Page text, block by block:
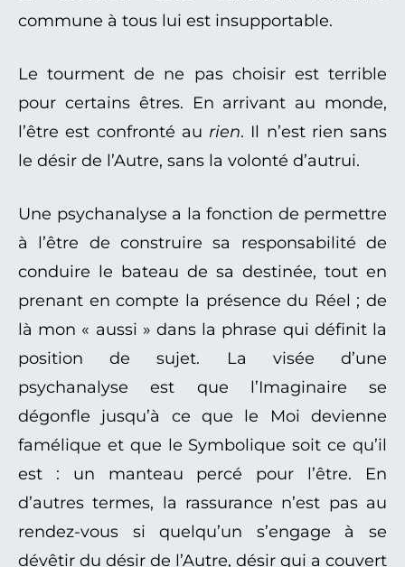
commune à tous lui est insupportable.
Le tourment de ne pas choisir est terrible
pour certains êtres. En arrivant au monde,
l’être est confronté au rien. Il n’est rien sans
le désir de l’Autre, sans la volonté d’autrui.
Une psychanalyse a la fonction de permettre
à l’être de construire sa responsabilité de
conduire le bateau de sa destinée, tout en
prenant en compte la présence du Réel ; de
là mon « aussi » dans la phrase qui définit la
position de sujet. La visée d’une
psychanalyse est que l’Imaginaire se
dégonfle jusqu’à ce que le Moi devienne
famélique et que le Symbolique soit ce qu’il
est : un manteau percé pour l’être. En
d’autres termes, la rassurance n’est pas au
rendez-vous si quelqu’un s’engage à se
dévêtir du désir de l’Autre, désir qui a couvert